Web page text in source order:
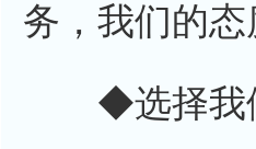
务，我们的
◆选择我们